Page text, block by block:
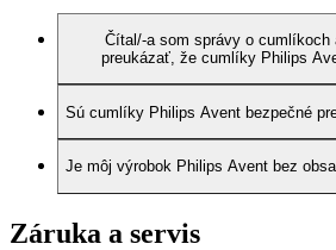
Čítal/-a som správy o cumlíkoch
preukázať, že cumlíky Philips
Sú cumlíky Philips Avent bezpečné
Je môj výrobok Philips Avent bez
Záruka a servis